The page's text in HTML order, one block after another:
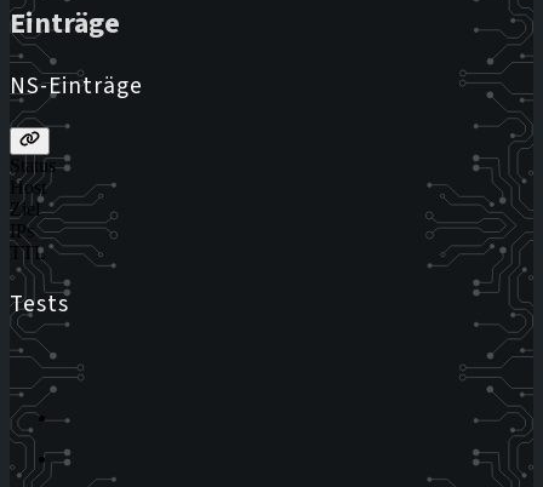
Einträge
NS-Einträge
Status
Host
Ziel
IPs
TTL
Tests